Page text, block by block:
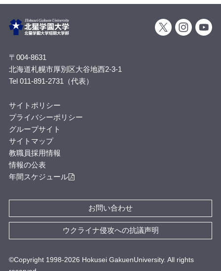
〒004-8631
北海道札幌市厚別区大谷地西2-3-1
Tel 011-891-2731（代表）
サイトポリシー
プライバシーポリシー
グループサイト
サイトマップ
教職員採用情報
情報の公表
年間スケジュール
お問い合わせ
ウクライナ侵攻への抗議声明
©Copyright 1998-2026 Hokusei GakuenUniversity. All rights